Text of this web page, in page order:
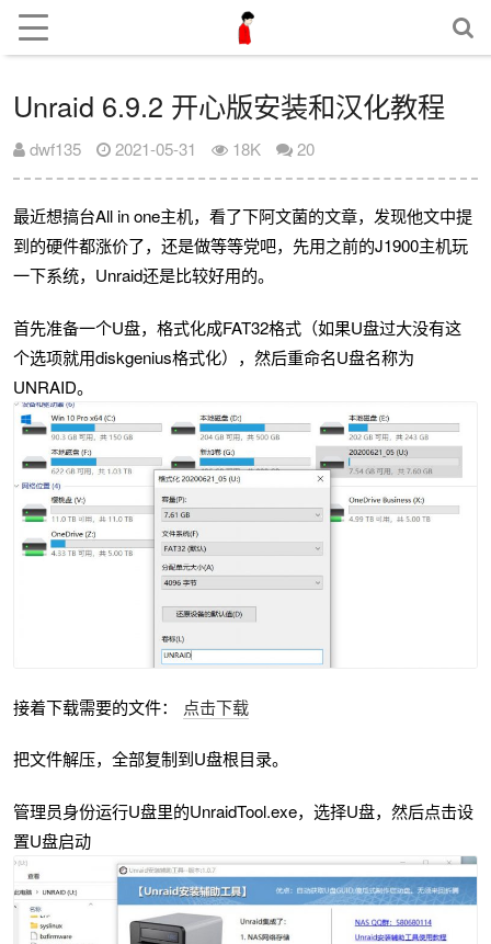
Unraid 6.9.2 开心版安装和汉化教程
dwf135 2021-05-31 18K 20
最近想搞台All in one主机，看了下阿文菌的文章，发现他文中提
到的硬件都涨价了，还是做等等党吧，先用之前的J1900主机玩
一下系统，Unraid还是比较好用的。
首先准备一个U盘，格式化成FAT32格式（如果U盘过大没有这
个选项就用diskgenius格式化），然后重命名U盘名称为
UNRAID。
接着下载需要的文件： 点击下载
把文件解压，全部复制到U盘根目录。
管理员身份运行U盘里的UnraidTool.exe，选择U盘，然后点击设
置U盘启动